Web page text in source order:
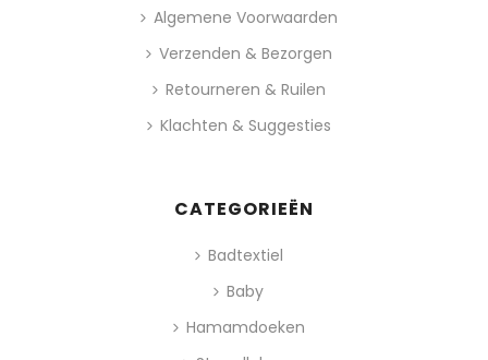
Algemene Voorwaarden
Verzenden & Bezorgen
Retourneren & Ruilen
Klachten & Suggesties
CATEGORIEËN
Badtextiel
Baby
Hamamdoeken